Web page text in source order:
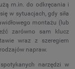
m.in. do odkręcania i
w sytuacjach, gdy siła
montażu (lub
zarówno sam klucz
wraz z szeregiem
napraw.
narzędzi w